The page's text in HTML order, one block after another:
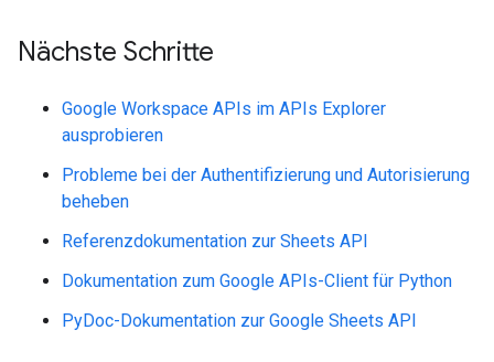
Nächste Schritte
Google Workspace APIs im APIs Explorer
ausprobieren
Probleme bei der Authentifizierung und Autorisierung
beheben
Referenzdokumentation zur Sheets API
Dokumentation zum Google APIs-Client für Python
PyDoc-Dokumentation zur Google Sheets API